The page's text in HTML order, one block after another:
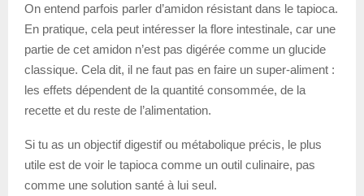
On entend parfois parler d’amidon résistant dans le tapioca.
En pratique, cela peut intéresser la flore intestinale, car une
partie de cet amidon n’est pas digérée comme un glucide
classique. Cela dit, il ne faut pas en faire un super-aliment :
les effets dépendent de la quantité consommée, de la
recette et du reste de l’alimentation.
Si tu as un objectif digestif ou métabolique précis, le plus
utile est de voir le tapioca comme un outil culinaire, pas
comme une solution santé à lui seul.